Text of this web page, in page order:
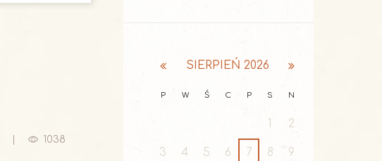
1038
SIERPIEŃ 2026
P W Ś C P S N
1 2
3 4 5 6 7 8 9